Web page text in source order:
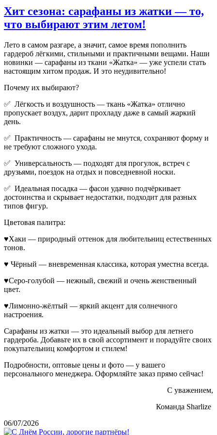
Хит сезона: сарафаны из жатки — то,
что выбирают этим летом!
Лето в самом разгаре, а значит, самое время пополнить
гардероб лёгкими, стильными и практичными вещами. Наши
новинки — сарафаны из ткани «Жатка» — уже успели стать
настоящим хитом продаж. И это неудивительно!
Почему их выбирают?
✅ Лёгкость и воздушность — ткань «Жатка» отлично
пропускает воздух, дарит прохладу даже в самый жаркий
день.
✅ Практичность — сарафаны не мнутся, сохраняют форму и
не требуют сложного ухода.
✅ Универсальность — подходят для прогулок, встреч с
друзьями, поездок на отдых и повседневной носки.
✅ Идеальная посадка — фасон удачно подчёркивает
достоинства и скрывает недостатки, подходит для разных
типов фигур.
Цветовая палитра:
♥Хаки — природный оттенок для любительниц естественных
тонов.
♥ Чёрный — вневременная классика, которая уместна всегда.
♥Серо-голубой — нежный, свежий и очень женственный
цвет.
♥Лимонно-жёлтый — яркий акцент для солнечного
настроения.
Сарафаны из жатки — это идеальный выбор для летнего
гардероба. Добавьте их в свой ассортимент и порадуйте своих
покупательниц комфортом и стилем!
Подробности, оптовые цены и фото — у вашего
персонального менеджера. Оформляйте заказ прямо сейчас!
С уважением,
Команда Sharlize
06/07/2026